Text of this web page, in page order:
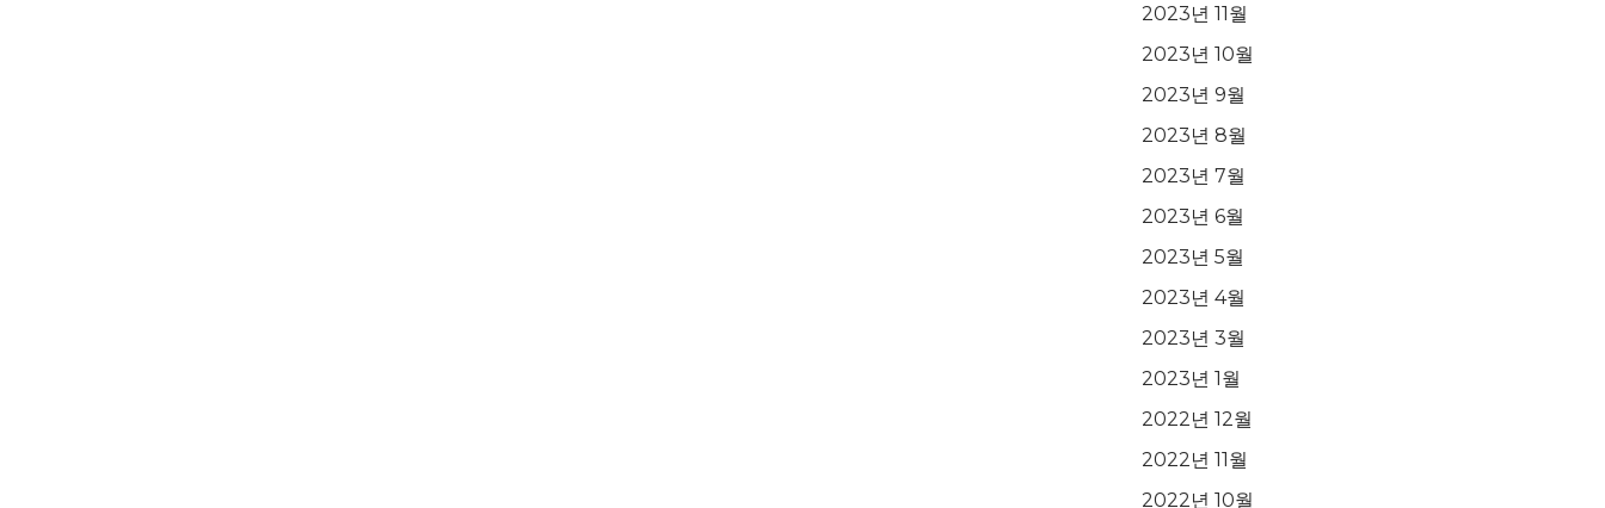
2023년 11월
2023년 10월
2023년 9월
2023년 8월
2023년 7월
2023년 6월
2023년 5월
2023년 4월
2023년 3월
2023년 1월
2022년 12월
2022년 11월
2022년 10월